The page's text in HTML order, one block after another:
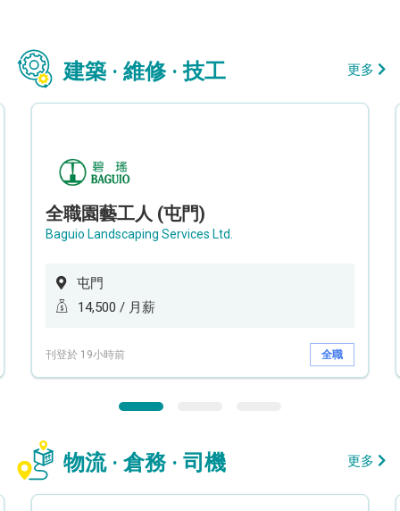
建築 · 維修 · 技工 更多
全職園藝工人 (屯門)
Baguio Landscaping Services Ltd.
屯門
14,500 / 月薪
刊登於 19小時前 全職
物流 · 倉務 · 司機 更多